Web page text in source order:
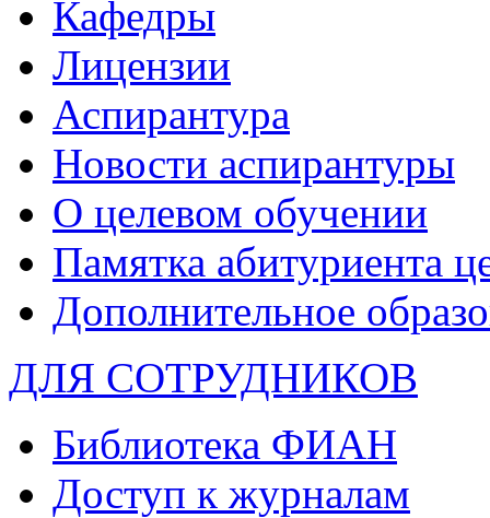
Кафедры
Лицензии
Аспирантура
Новости аспирантуры
О целевом обучении
Памятка абитуриента
Дополнительное
ДЛЯ СОТРУДНИКОВ
Библиотека ФИАН
Доступ к журналам